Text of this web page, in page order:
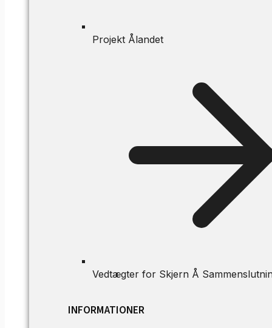
Projekt Ålandet
Vedtægter for Skjern Å
INFORMATIONER